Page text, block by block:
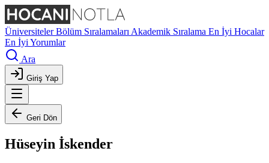
ÜniversitelerBölüm Sıralamaları Akademik Sıralama En İyi Hocalar
En İyi Yorumlar
Ara
Giriş Yap
Geri Dön
Hüseyin İskender